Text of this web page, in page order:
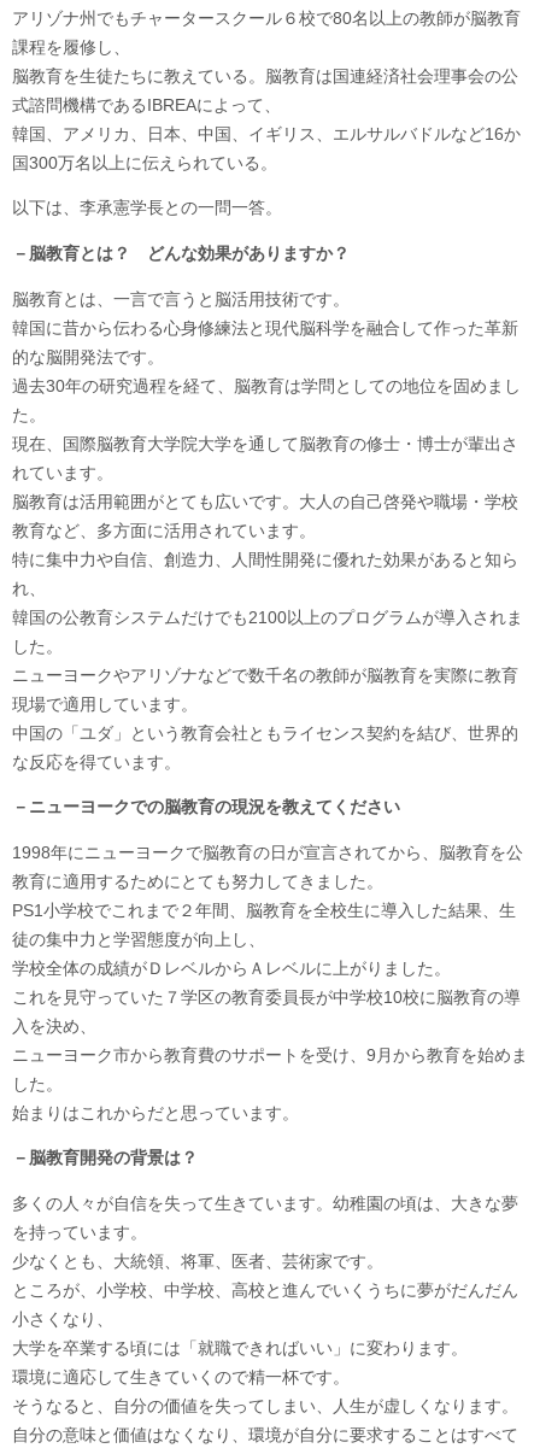
アリゾナ州でもチャータースクール６校で80名以上の教師が脳教育
課程を履修し、
脳教育を生徒たちに教えている。脳教育は国連経済社会理事会の公
式諮問機構であるIBREAによって、
韓国、アメリカ、日本、中国、イギリス、エルサルバドルなど16か
国300万名以上に伝えられている。
以下は、李承憲学長との一問一答。
－脳教育とは？ どんな効果がありますか？
脳教育とは、一言で言うと脳活用技術です。
韓国に昔から伝わる心身修練法と現代脳科学を融合して作った革新
的な脳開発法です。
過去30年の研究過程を経て、脳教育は学問としての地位を固めまし
た。
現在、国際脳教育大学院大学を通して脳教育の修士・博士が輩出さ
れています。
脳教育は活用範囲がとても広いです。大人の自己啓発や職場・学校
教育など、多方面に活用されています。
特に集中力や自信、創造力、人間性開発に優れた効果があると知ら
れ、
韓国の公教育システムだけでも2100以上のプログラムが導入されま
した。
ニューヨークやアリゾナなどで数千名の教師が脳教育を実際に教育
現場で適用しています。
中国の「ユダ」という教育会社ともライセンス契約を結び、世界的
な反応を得ています。
－ニューヨークでの脳教育の現況を教えてください
1998年にニューヨークで脳教育の日が宣言されてから、脳教育を公
教育に適用するためにとても努力してきました。
PS1小学校でこれまで２年間、脳教育を全校生に導入した結果、生
徒の集中力と学習態度が向上し、
学校全体の成績がＤレベルからＡレベルに上がりました。
これを見守っていた７学区の教育委員長が中学校10校に脳教育の導
入を決め、
ニューヨーク市から教育費のサポートを受け、9月から教育を始めま
した。
始まりはこれからだと思っています。
－脳教育開発の背景は？
多くの人々が自信を失って生きています。幼稚園の頃は、大きな夢
を持っています。
少なくとも、大統領、将軍、医者、芸術家です。
ところが、小学校、中学校、高校と進んでいくうちに夢がだんだん
小さくなり、
大学を卒業する頃には「就職できればいい」に変わります。
環境に適応して生きていくので精一杯です。
そうなると、自分の価値を失ってしまい、人生が虚しくなります。
自分の意味と価値はなくなり、環境が自分に要求することはすべて